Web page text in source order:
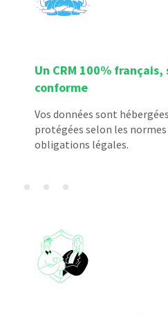
Un CRM 100%
conforme
Vos données sont
protégées selon les normes
obligations légales.